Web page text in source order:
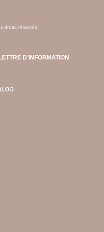
droits réservés.
D’INFORMATION